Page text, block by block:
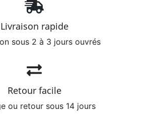
Livraison rapide
sous 2 à 3 jours ouvrés
Retour facile
ou retour sous 14 jours